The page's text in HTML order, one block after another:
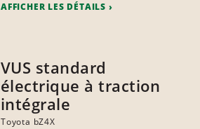
AFFICHER LES DÉTAILS
VUS standard
électrique à traction
intégrale
Toyota bZ4X